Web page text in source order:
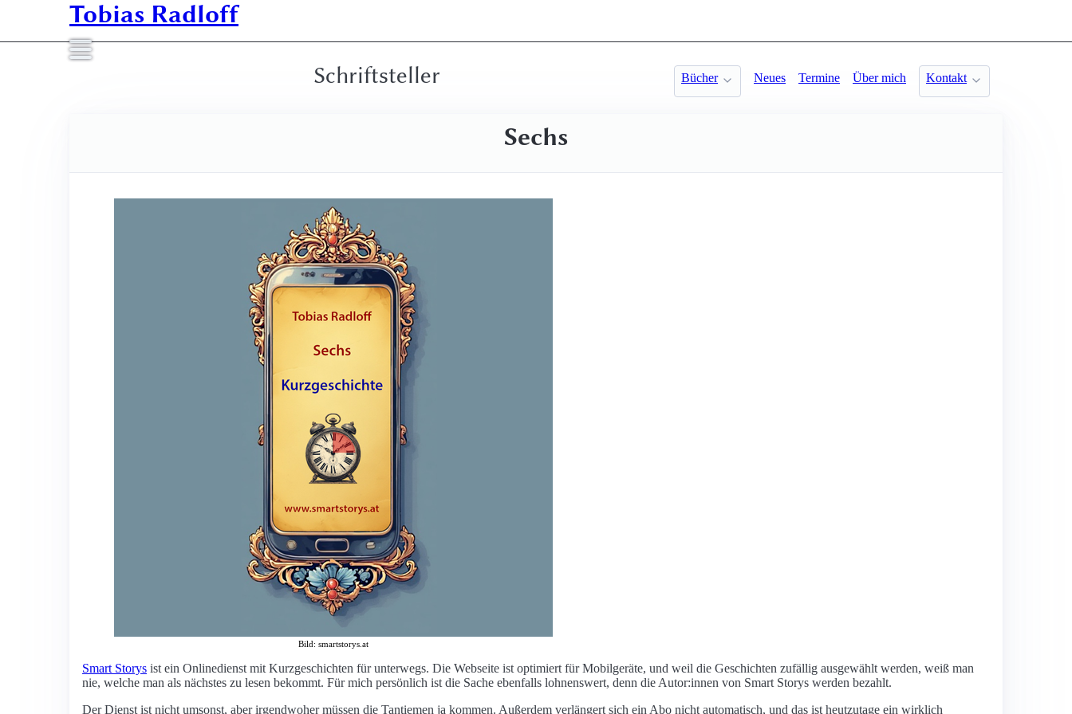
Tobias Radloff
Schriftsteller Bücher Neues Termine Über mich Kontakt
Sechs
Smart Storys ist ein Onlinedienst mit Kurzgeschichten für unterwegs. Die Webseite ist optimiert für Mobilgeräte, und weil die Geschichten zufällig ausgewählt werden, weiß man
nie, welche man als nächstes zu lesen bekommt. Für mich persönlich ist die Sache ebenfalls lohnenswert, denn die Autor:innen von Smart Storys werden bezahlt.
Der Dienst ist nicht umsonst, aber irgendwoher müssen die Tantiemen ja kommen. Außerdem verlängert sich ein Abo nicht automatisch, und das ist heutzutage ein wirklich
Bild: smartstorys.at